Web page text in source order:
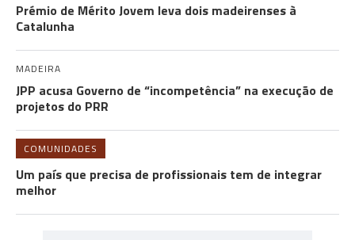
Prémio de Mérito Jovem leva dois madeirenses à
Catalunha
MADEIRA
JPP acusa Governo de “incompetência” na execução de
projetos do PRR
COMUNIDADES
Um país que precisa de profissionais tem de integrar
melhor